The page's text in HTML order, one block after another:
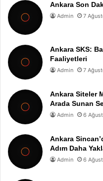
Ankara Son
Admin 7
Ankara SKS:
Faaliyetleri
Admin 7
Ankara Siteler
Arada Sunan
Admin 6
Ankara
Adım Daha
Admin 6